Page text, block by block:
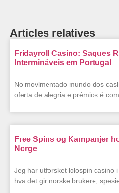
Articles relatives
Fridayroll Casino: Saques
Intermináveis em Portugal
No movimentado mundo dos
oferta de alegria e prémios é
Free Spins og Kampanjer
Norge
Jeg har utforsket lolospin casino
hva det gir norske brukere,